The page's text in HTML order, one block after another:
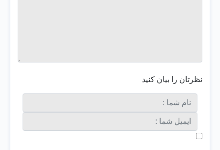
نظرتان را بیان کنید